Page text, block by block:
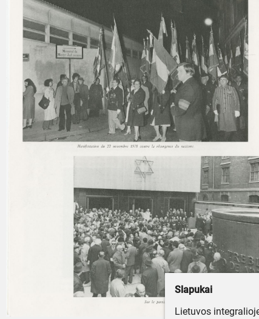
Slapukai
Lietuvos